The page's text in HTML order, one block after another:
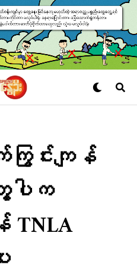
င်းကျန်
ပါက
န် TNLA